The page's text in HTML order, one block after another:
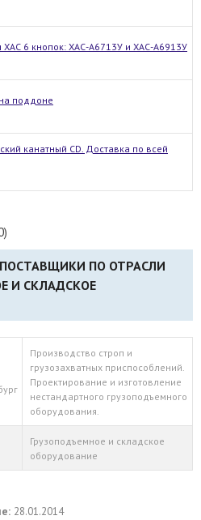
ХАС 6 кнопок: ХАС-А6713У и ХАС-А6913У
поддоне
канатный CD. Доставка по всей
ПО ОТРАСЛИ
И СКЛАДСКОЕ
Производство строп и
грузозахватных приспособлений.
Проектирование и изготовление
нестандартного грузоподъемного
оборудования.
Грузоподъемное и складское
оборудование
28.01.2014